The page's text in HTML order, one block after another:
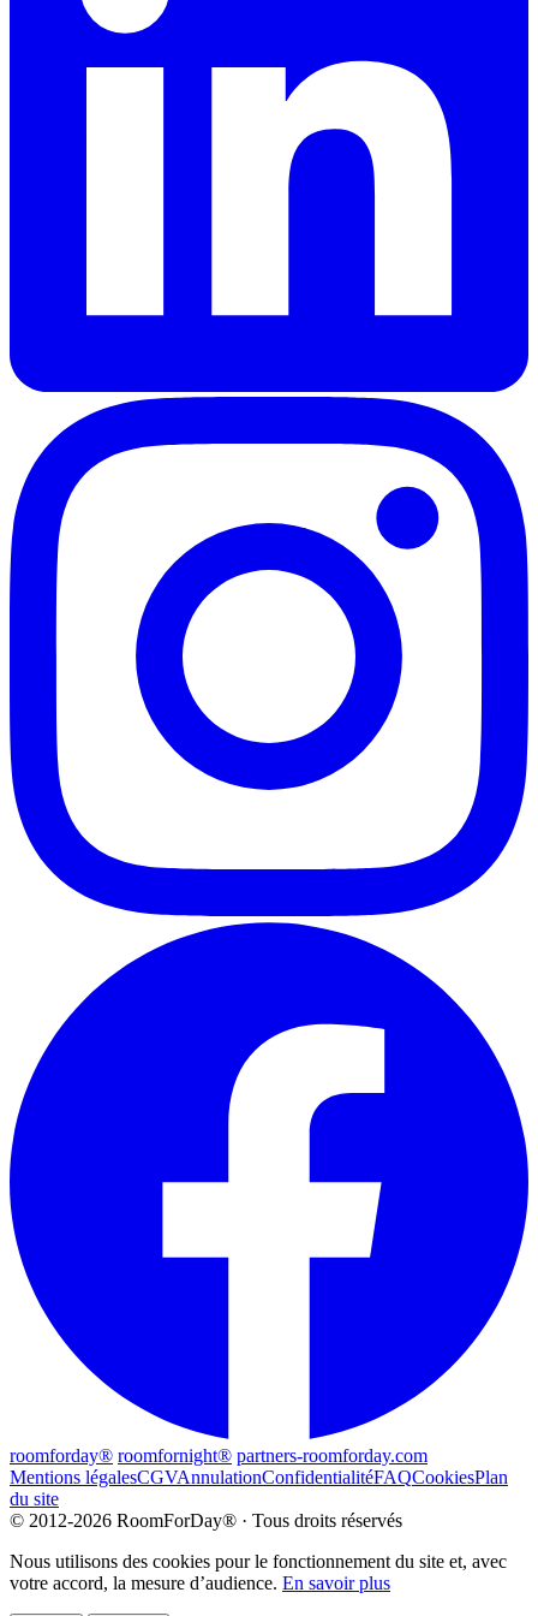
roomforday® roomfornight® partners-roomforday.com
Mentions légalesCGVAnnulationConfidentialitéFAQCookiesPlan
du site
© 2012-2026 RoomForDay® · Tous droits réservés
Nous utilisons des cookies pour le fonctionnement du site et, avec
votre accord, la mesure d’audience. En savoir plus